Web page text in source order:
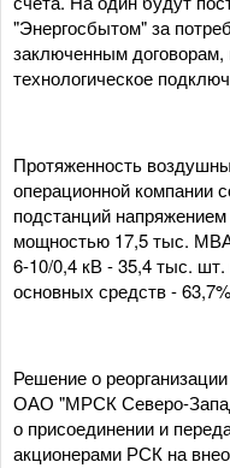
"Энергосбытом" за
заключенным договорам,
технологическое
Протяженность
операционной компании
подстанций
мощностью 17,5 тыс.
6-10/0,4 кВ - 35,4 тыс.
основных средств -
Решение о
ОАО "МРСК Северо-
о присоединении и
акционерами РСК на